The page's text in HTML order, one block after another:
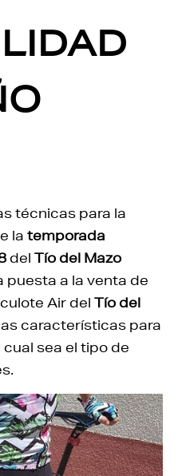
técnicas para la
la temporada
del Tío del Mazo
puesta a la venta de
Air del Tío del
características para
sea el tipo de